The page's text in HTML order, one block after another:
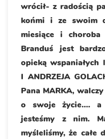
wrócił- z radością
końmi i ze swoim
miesiące i
Branduś jest
opieką
I ANDRZEJA
Pana MARKA,
o swoje życie…. a
jesteśmy z nim.
myśleliśmy, że całe